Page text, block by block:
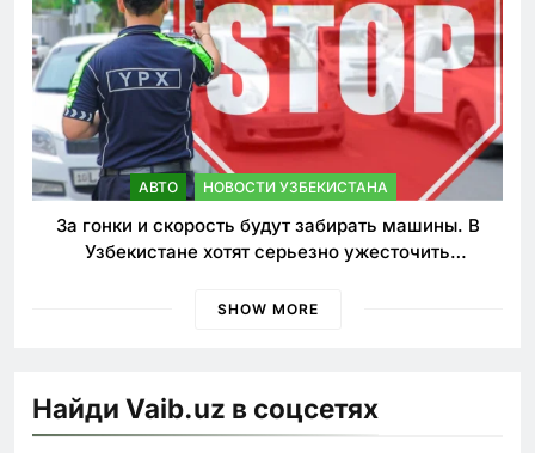
АВТО НОВОСТИ УЗБЕКИСТАНА
За гонки и скорость будут забирать машины. В
Узбекистане хотят серьезно ужесточить
SHOW MORE
Найди Vaib.uz в соцсетях